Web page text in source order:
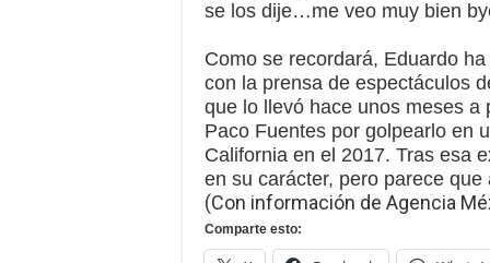
se los dije…me veo muy bien
Como se recordará, Eduardo
con la prensa de espectáculos
que lo llevó hace unos meses
Paco Fuentes por golpearlo en
California en el 2017. Tras esa
en su carácter, pero parece
(Con información de Agencia
Comparte esto: